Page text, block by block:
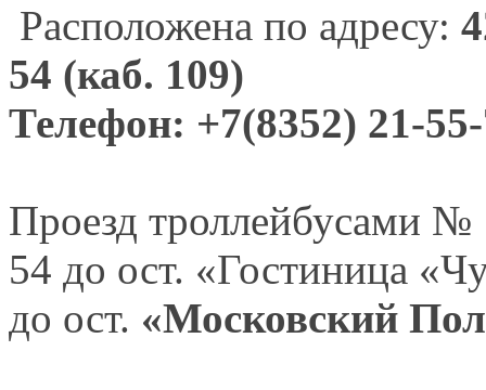
Расположена по адресу:
54 (каб. 109)
Телефон: +7(8352) 21-
Проезд троллейбусами
54 до ост. «Гостиница
до ост. «Московский